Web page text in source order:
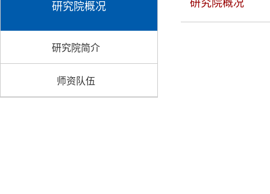
研究院概况
研究院简介
师资队伍
研究院概况